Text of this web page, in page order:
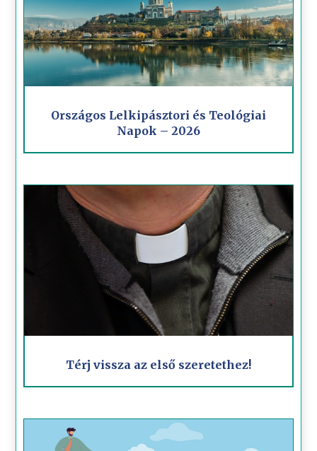
Országos Lelkipásztori és Teológiai
Napok – 2026
Térj vissza az első szeretethez!